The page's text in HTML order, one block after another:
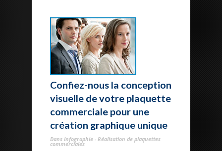
Confiez-nous la conception
visuelle de votre plaquette
commerciale pour une
création graphique unique
Dans Infographie - Réalisation de plaquettes
commerciales